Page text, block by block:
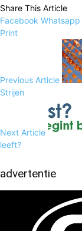
Share This Article
Facebook Whatsapp
Print
Previous Article
Strijen
Next Article
leeft?
advertentie